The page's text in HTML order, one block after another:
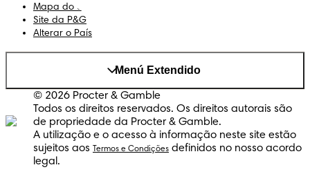
Mapa do Site
Site da P&G
Alterar o País
Menú Extendido
© 2026 Procter & Gamble
Todos os direitos reservados. Os direitos autorais são
de propriedade da Procter & Gamble.
A utilização e o acesso à informação neste site estão
sujeitos aos
Termos e Condições definidos no nosso acordo
legal.